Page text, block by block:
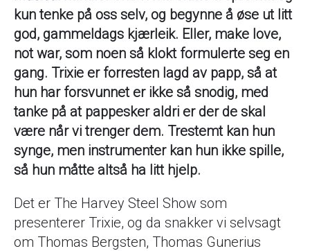
kun tenke på oss selv, og begynne å øse ut litt
god, gammeldags kjærleik. Eller, make love,
not war, som noen så klokt formulerte seg en
gang. Trixie er forresten lagd av papp, så at
hun har forsvunnet er ikke så snodig, med
tanke på at pappesker aldri er der de skal
være når vi trenger dem. Trestemt kan hun
synge, men instrumenter kan hun ikke spille,
så hun måtte altså ha litt hjelp.
Det er The Harvey Steel Show som
presenterer Trixie, og da snakker vi selvsagt
om Thomas Bergsten, Thomas Gunerius